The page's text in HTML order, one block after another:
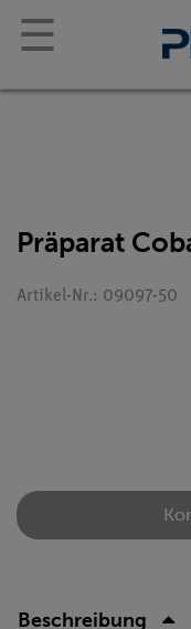
☰
Präparat
Artikel-Nr.: 09097-50
Beschreibung